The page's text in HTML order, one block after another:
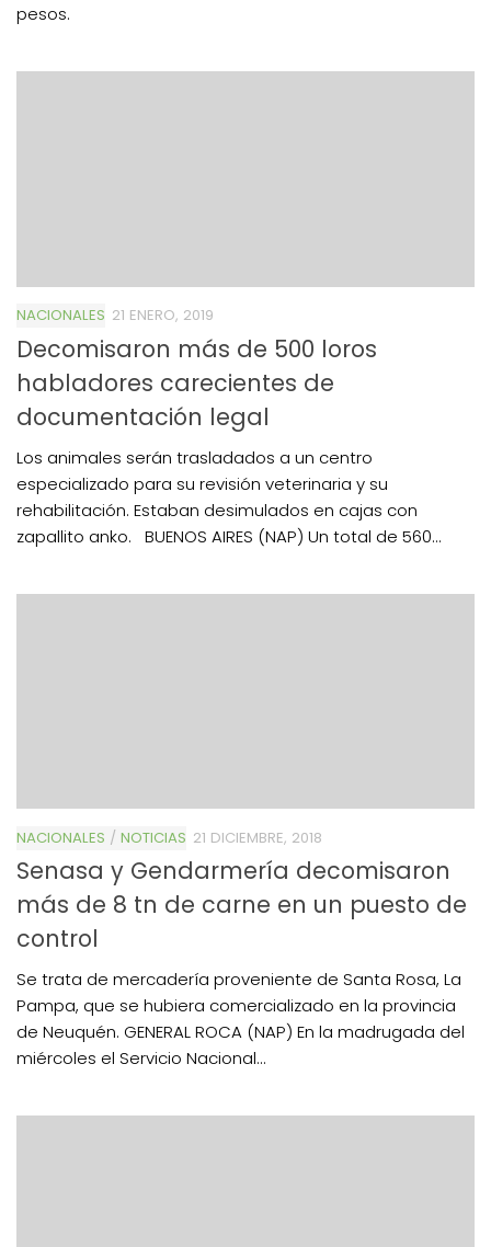
pesos.
NACIONALES 21 ENERO, 2019
Decomisaron más de 500 loros
habladores carecientes de
documentación legal
Los animales serán trasladados a un centro
especializado para su revisión veterinaria y su
rehabilitación. Estaban desimulados en cajas con
zapallito anko. BUENOS AIRES (NAP) Un total de 560...
NACIONALES / NOTICIAS 21 DICIEMBRE, 2018
Senasa y Gendarmería decomisaron
más de 8 tn de carne en un puesto de
control
Se trata de mercadería proveniente de Santa Rosa, La
Pampa, que se hubiera comercializado en la provincia
de Neuquén. GENERAL ROCA (NAP) En la madrugada del
miércoles el Servicio Nacional...